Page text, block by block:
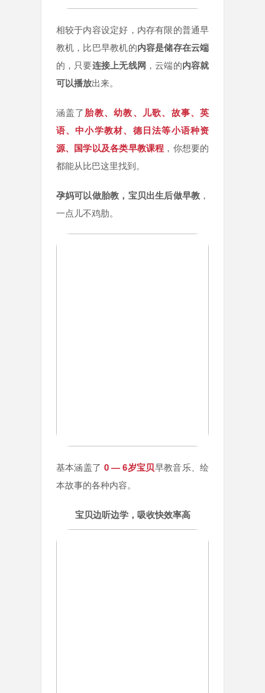
相较于内容设定好，内存有限的普通早
教机，比巴早教机的内容是储存在云端
的，只要连接上无线网 ，云端的内容就
可以播放出来。
涵盖了胎教、幼教、儿歌、故事、英
语、中小学教材、德日法等小语种资
源、国学以及各类早教课程 ，你想要的
都能从比巴这里找到。
孕妈可以做胎教，宝贝出生后做早教 ，
一点儿不鸡肋。
基本涵盖了 0 — 6岁宝贝早教音乐、绘
本故事的各种内容。
宝贝边听边学，吸收快效率高